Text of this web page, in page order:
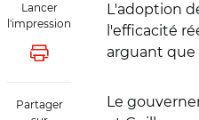
Lancer
l'impression
Lancer l'impression
Partager
L'adoption
l'efficacité
arguant que
Le